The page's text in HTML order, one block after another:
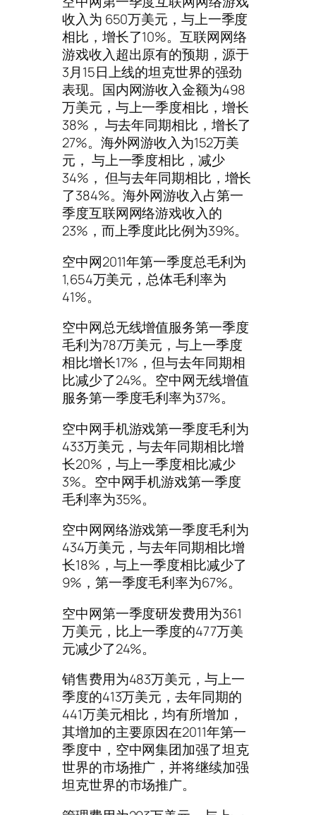
收入为 650万美元，与上一季度
相比，增长了10%。互联网网络
游戏收入超出原有的预期，源于
3月15日上线的坦克世界的强劲
表现。国内网游收入金额为498
万美元，与上一季度相比，增长
38%， 与去年同期相比，增长了
27%。海外网游收入为152万美
元， 与上一季度相比，减少
34%， 但与去年同期相比，增长
了384%。海外网游收入占第一
季度互联网网络游戏收入的
23%，而上季度此比例为39%。
空中网2011年第一季度总毛利为
1,654万美元，总体毛利率为
41%。
空中网总无线增值服务第一季度
毛利为787万美元，与上一季度
相比增长17%，但与去年同期相
比减少了24%。空中网无线增值
服务第一季度毛利率为37%。
空中网手机游戏第一季度毛利为
433万美元，与去年同期相比增
长20%，与上一季度相比减少
3%。空中网手机游戏第一季度
毛利率为35%。
空中网网络游戏第一季度毛利为
434万美元，与去年同期相比增
长18%，与上一季度相比减少了
9%，第一季度毛利率为67%。
空中网第一季度研发费用为361
万美元，比上一季度的477万美
元减少了24%。
销售费用为483万美元，与上一
季度的413万美元，去年同期的
441万美元相比，均有所增加，
其增加的主要原因在2011年第一
季度中，空中网集团加强了坦克
世界的市场推广，并将继续加强
坦克世界的市场推广。